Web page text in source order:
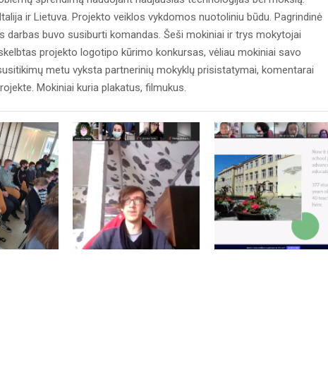
ir Lietuva. Projekto veiklos vykdomos nuotoliniu būdu. Pagrindinė
darbas buvo susiburti komandas. Šeši mokiniai ir trys mokytojai
projekto logotipo kūrimo konkursas, vėliau mokiniai savo
metu vyksta partnerinių mokyklų prisistatymai, komentarai
Mokiniai kuria plakatus, filmukus.